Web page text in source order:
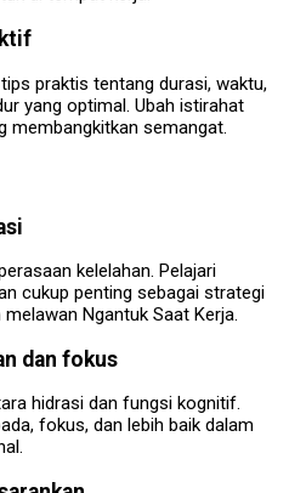
praktis tentang durasi, waktu,
yang optimal. Ubah istirahat
membangkitkan semangat.
kelelahan. Pelajari
cukup penting sebagai strategi
Ngantuk Saat Kerja.
dan fokus
hidrasi dan fungsi kognitif.
fokus, dan lebih baik dalam